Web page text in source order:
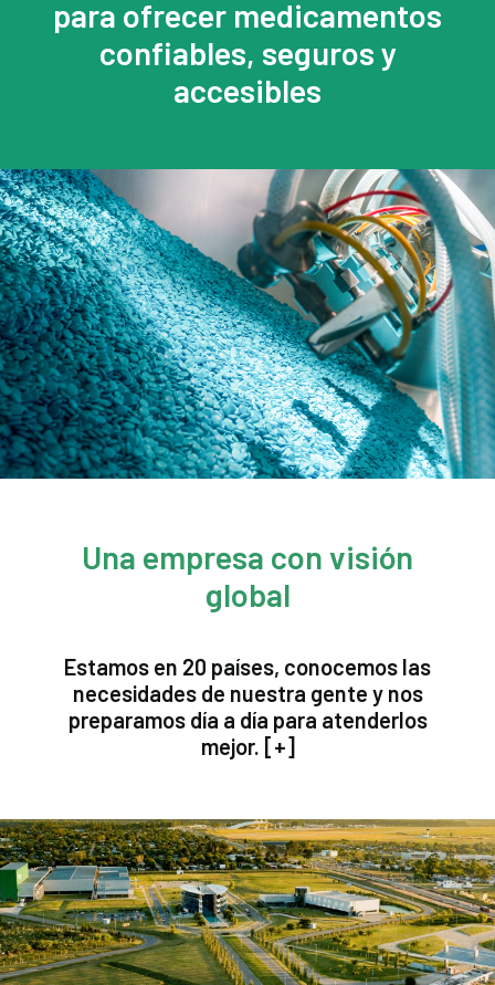
para ofrecer medicamentos
confiables, seguros y
accesibles
Una empresa con visión
global
Estamos en 20 países, conocemos las
necesidades de nuestra gente y nos
preparamos día a día para atenderlos
mejor. [+]